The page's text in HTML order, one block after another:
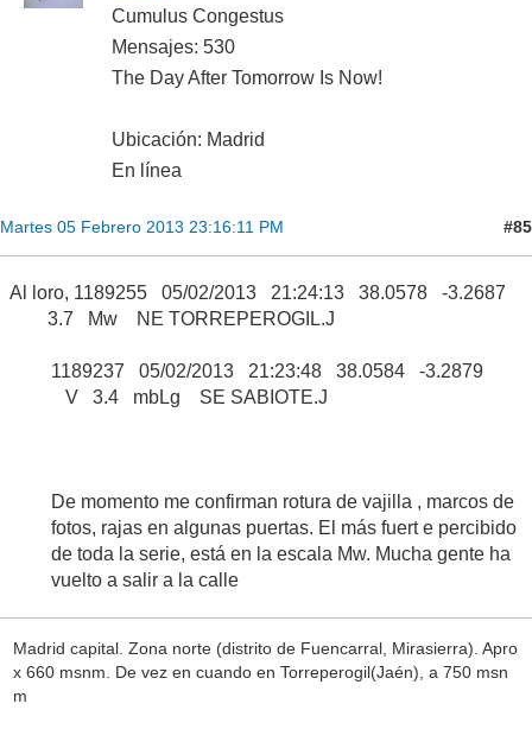
Cumulus Congestus
Mensajes: 530
The Day After Tomorrow Is Now!
Ubicación: Madrid
En línea
Martes 05 Febrero 2013 23:16:11 PM #85
Al loro, 1189255 05/02/2013 21:24:13 38.0578 -3.2687
3.7 Mw NE TORREPEROGIL.J
1189237 05/02/2013 21:23:48 38.0584 -3.2879
V 3.4 mbLg SE SABIOTE.J
De momento me confirman rotura de vajilla , marcos de
fotos, rajas en algunas puertas. El más fuert e percibido
de toda la serie, está en la escala Mw. Mucha gente ha
vuelto a salir a la calle
Madrid capital. Zona norte (distrito de Fuencarral, Mirasierra). Apro
x 660 msnm. De vez en cuando en Torreperogil(Jaén), a 750 msn
m